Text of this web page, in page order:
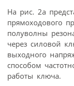
На рис. 2a
прямоходового
полуволны
через силовой
выходного
способом
работы ключа.